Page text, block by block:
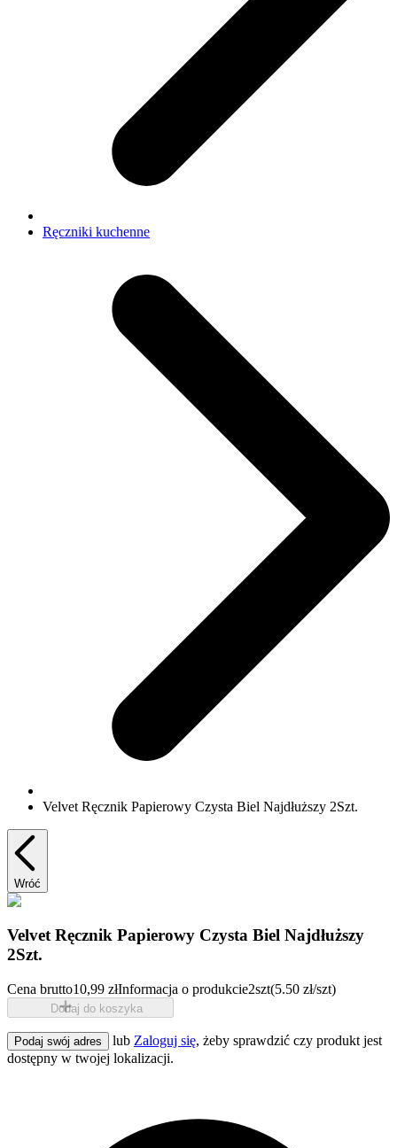
Ręczniki kuchenne
Velvet Ręcznik Papierowy Czysta Biel Najdłuższy 2Szt.
Wróć
Velvet Ręcznik Papierowy Czysta Biel Najdłuższy
2Szt.
Cena brutto10,99 złInformacja o produkcie2szt(5.50 zł/szt)
Dodaj do koszyka
Podaj swój adres lub Zaloguj się, żeby sprawdzić czy produkt jest
dostępny w twojej lokalizacji.